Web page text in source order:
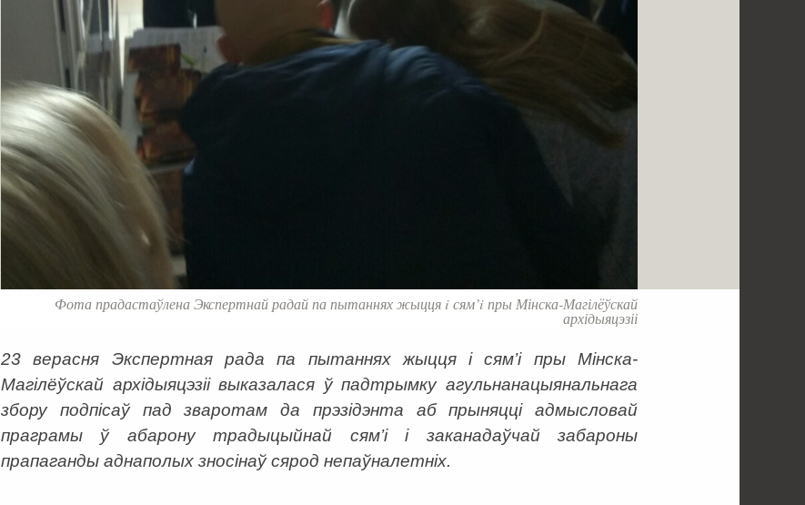
Фота прадастаўлена Экспертнай радай па пытаннях жыцця i сям’i пры Мінска-Магілёўскай
архідыяцэзіі
23 верасня Экспертная рада па пытаннях жыцця i сям’i пры Мінска-
Магілёўскай архідыяцэзіі выказалася ў падтрымку агульнанацыянальнага
збору подпісаў пад зваротам да прэзідэнта аб прыняцці адмысловай
праграмы ў абарону традыцыйнай сям’і і заканадаўчай забароны
прапаганды аднаполых зносінаў сярод непаўналетніх.